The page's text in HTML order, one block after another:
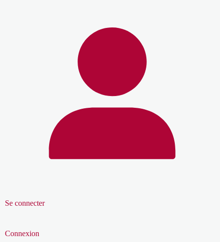
Se connecter
Connexion